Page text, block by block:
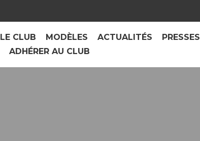
LE CLUB MODÈLES ACTUALITÉS PRESSES
ADHÉRER AU CLUB